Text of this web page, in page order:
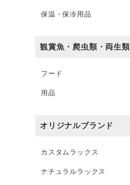
保温・保冷用品
観賞魚・爬虫類・両生類
フード
用品
オリジナルブランド
カスタムラックス
ナチュラルラックス